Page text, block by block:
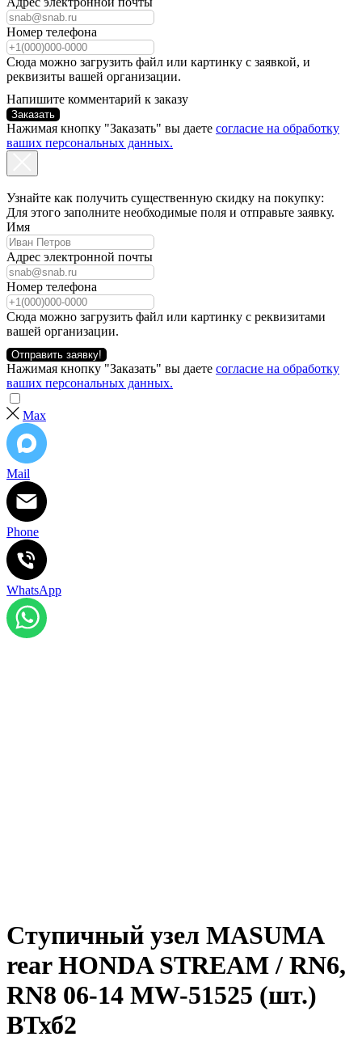
Номер телефона
Сюда можно загрузить файл или картинку с заявкой, и
реквизиты вашей организации.
Напишите комментарий к заказу
Заказать
Нажимая кнопку "Заказать" вы даете согласие на обработку
ваших персональных данных.
Узнайте как получить существенную скидку на покупку:
Для этого заполните необходимые поля и отправьте заявку.
Имя
Адрес электронной почты
Номер телефона
Сюда можно загрузить файл или картинку с реквизитами
вашей организации.
Отправить заявку!
Нажимая кнопку "Заказать" вы даете согласие на обработку
ваших персональных данных.
Max
Mail
Phone
WhatsApp
Ступичный узел MASUMA
rear HONDA STREAM / RN6,
RN8 06-14 MW-51525 (шт.)
ВТхб2